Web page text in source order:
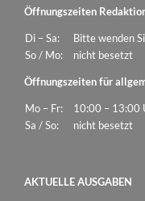
Öffnungszeiten
Di – Sa:
Bitte wenden
So / Mo:
nicht besetzt
Öffnungszeiten für
Mo – Fr:
10:00 – 13:00
Sa / So:
nicht besetzt
AKTUELLE AUSGABEN